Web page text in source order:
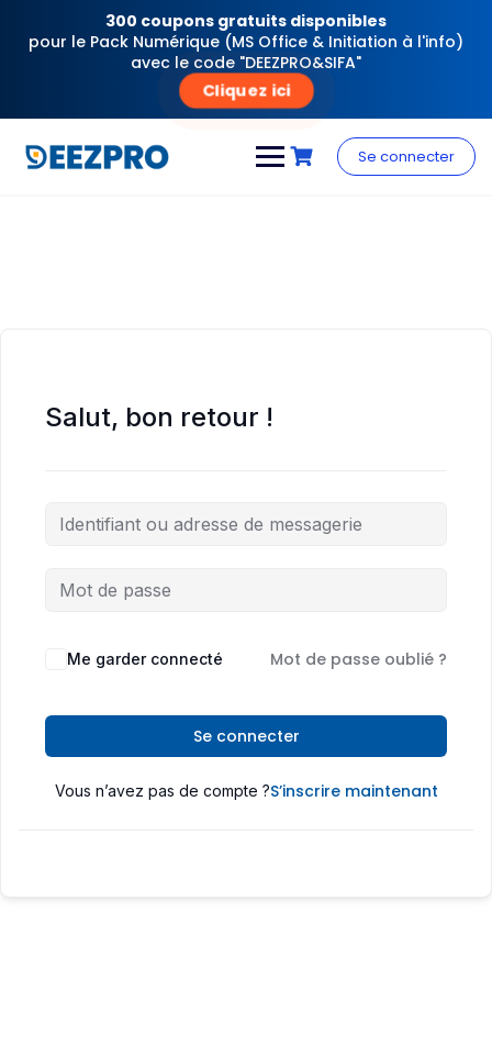
300 coupons gratuits disponibles
pour le Pack Numérique (MS Office & Initiation à l'info)
avec le code "DEEZPRO&SIFA"
Cliquez ici
content
Se connecter
Salut, bon retour !
Me garder connecté Mot de passe oublié ?
Se connecter
Vous n’avez pas de compte ?S’inscrire maintenant